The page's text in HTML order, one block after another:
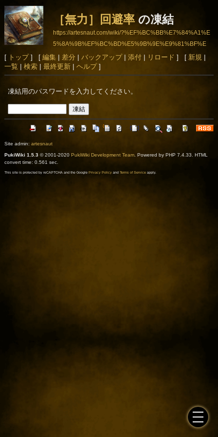
［無力］回避率の凍結
https://artesnaut.com/wiki/?%EF%BC%BB%E7%84%A1%E
5%8A%9B%EF%BC%BD%E5%9B%9E%E9%81%BF%E
7%8E%87
[ トップ] [ 編集| 差分 | バックアップ| 添付| リロード ] [ 新規 |
一覧 | 検索| 最終更新| ヘルプ]
凍結用のパスワードを入力してください。
Site admin: artesnaut
PukiWiki 1.5.3© 2001-2020 PukiWiki Development Team. Powered by PHP 7.4.33. HTML
convert time: 0.561 sec.
This site is protected by reCAPTCHA and the Google Privacy Policyand Terms of Serviceapply.